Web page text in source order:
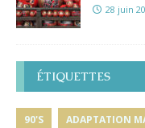
28 juin
ÉTIQUETTES
90'S ADAPTATION